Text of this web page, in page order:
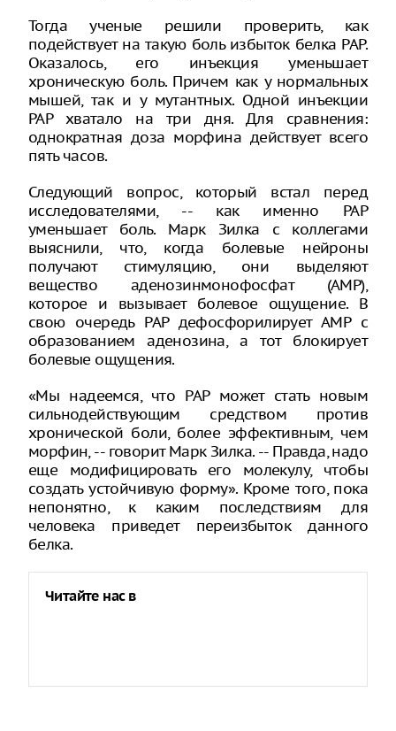
Тогда ученые решили проверить, как
подействует на такую боль избыток белка РАР.
Оказалось, его инъекция уменьшает
хроническую боль. Причем как у нормальных
мышей, так и у мутантных. Одной инъекции
РАР хватало на три дня. Для сравнения:
однократная доза морфина действует всего
пять часов.
Следующий вопрос, который встал перед
исследователями, -- как именно РАР
уменьшает боль. Марк Зилка с коллегами
выяснили, что, когда болевые нейроны
получают стимуляцию, они выделяют
вещество аденозинмонофосфат (АМР),
которое и вызывает болевое ощущение. В
свою очередь РАР дефосфорилирует АМР с
образованием аденозина, а тот блокирует
болевые ощущения.
«Мы надеемся, что РАР может стать новым
сильнодействующим средством против
хронической боли, более эффективным, чем
морфин, -- говорит Марк Зилка. -- Правда, надо
еще модифицировать его молекулу, чтобы
создать устойчивую форму». Кроме того, пока
непонятно, к каким последствиям для
человека приведет переизбыток данного
белка.
Читайте нас в